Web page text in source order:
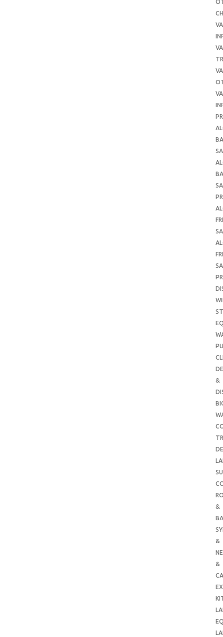
&
&
&
&